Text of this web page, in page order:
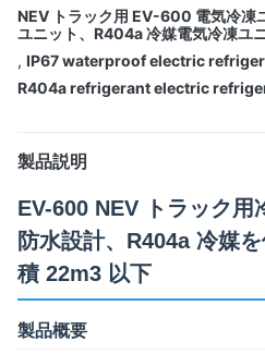
NEV トラック用 EV-600 電気冷凍
ユニット、R404a 冷媒電気冷凍ユ
, IP67 waterproof electric
R404a refrigerant electric
製品説明
EV-600 NEV トラック用
防水設計、R404a 冷媒
積 22m3 以下
製品概要